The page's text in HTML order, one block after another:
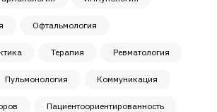
Офтальмология
Терапия Ревматология
Пульмонология Коммуникация
Пациентоориентированность